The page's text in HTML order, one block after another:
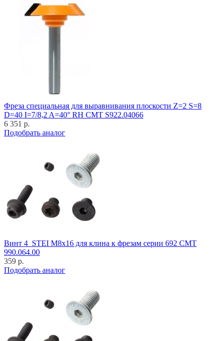
Фреза специальная для выравнивания плоскости Z=2 S=8
D=40 I=7/8,2 A=40° RH CMT S922.04066
6 351 р.
Подобрать аналог
Винт 4_STEI M8x16 для клина к фрезам серии 692 CMT
990.064.00
359 р.
Подобрать аналог